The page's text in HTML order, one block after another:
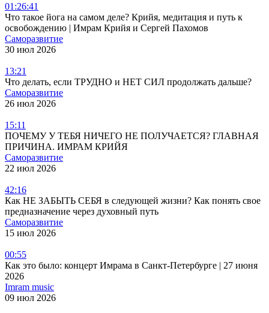
01:26:41
Что такое йога на самом деле? Крийя, медитация и путь к
освобождению | Имрам Крийя и Сергей Пахомов
Саморазвитие
30 июл 2026
13:21
Что делать, если ТРУДНО и НЕТ СИЛ продолжать дальше?
Саморазвитие
26 июл 2026
15:11
ПОЧЕМУ У ТЕБЯ НИЧЕГО НЕ ПОЛУЧАЕТСЯ? ГЛАВНАЯ
ПРИЧИНА. ИМРАМ КРИЙЯ
Саморазвитие
22 июл 2026
42:16
Как НЕ ЗАБЫТЬ СЕБЯ в следующей жизни? Как понять свое
предназначение через духовный путь
Саморазвитие
15 июл 2026
00:55
Как это было: концерт Имрама в Санкт-Петербурге | 27 июня
2026
Imram music
09 июл 2026